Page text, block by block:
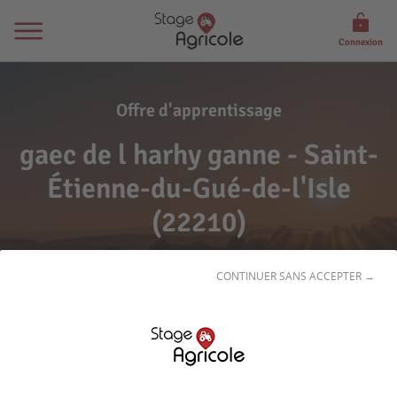
CONTINUER SANS ACCEPTER →
Connexion
Offre d'apprentissage
gaec de l harhy ganne - Saint-
Étienne-du-Gué-de-l'Isle
(22210)
Signaler l'offre